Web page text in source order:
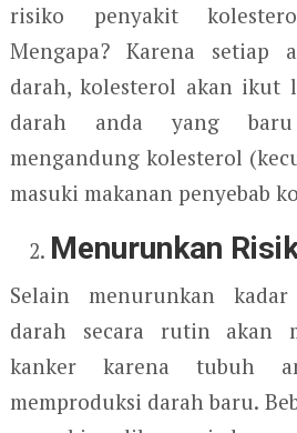
risiko penyakit
Mengapa? Karena setiap
darah, kolesterol akan ikut
darah anda yang
mengandung kolesterol
masuki makanan penyebab
Menurunkan
Selain menurunkan
darah secara rutin akan
kanker karena tubuh
memproduksi darah baru.